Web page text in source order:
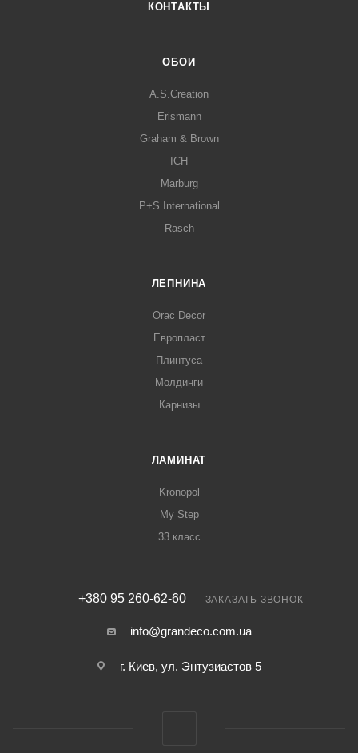
КОНТАКТЫ
ОБОИ
A.S.Creation
Erismann
Graham & Brown
ICH
Marburg
P+S International
Rasch
ЛЕПНИНА
Orac Decor
Европласт
Плинтуса
Молдинги
Карнизы
ЛАМИНАТ
Kronopol
My Step
33 класс
+380 95 260-62-60 ЗАКАЗАТЬ ЗВОНОК
info@grandeco.com.ua
г. Киев, ул. Энтузиастов 5